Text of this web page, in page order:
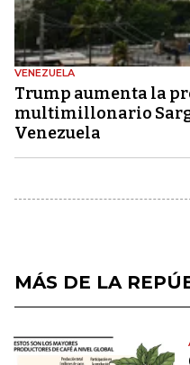
VENEZUELA
Trump aumenta la
multimillonario
Venezuela
MÁS DE LA